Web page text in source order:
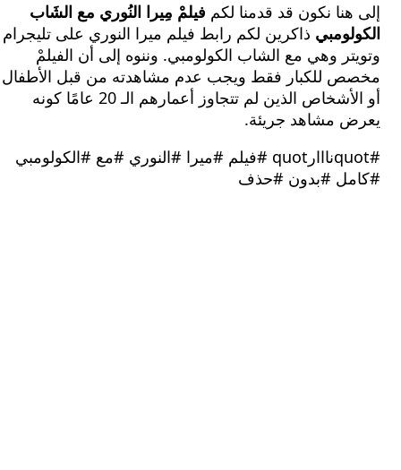
نكون قد قدمنا لكمفيلمْ مِيرا النُوري مع الشَاب
ذاكرين لكم رابط فيلم ميرا النوري على تليجرام
وهي مع الشاب الكولومبي. وننوه إلى أن الفيلمْ
للكبار فقط ويجب عدم مشاهدته من قبل الأطفال
أو الأشخاص الذين لم تتجاوز أعمارهم الـ 20 عامًا كونه
مشاهد جريئة.
#quotنااارquot #فيلم #ميرا #النوري #مع #الكولومبي
#بدون #حذف